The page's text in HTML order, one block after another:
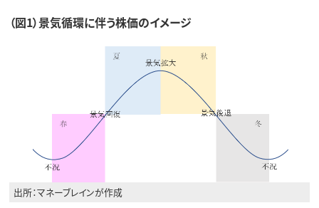
（図1）景気循環に伴う株価のイメージ
出所：マネーブレインが作成